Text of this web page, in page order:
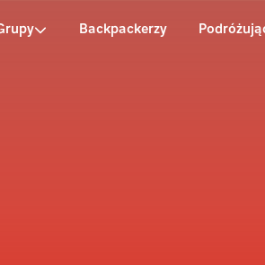
Backpackerzy